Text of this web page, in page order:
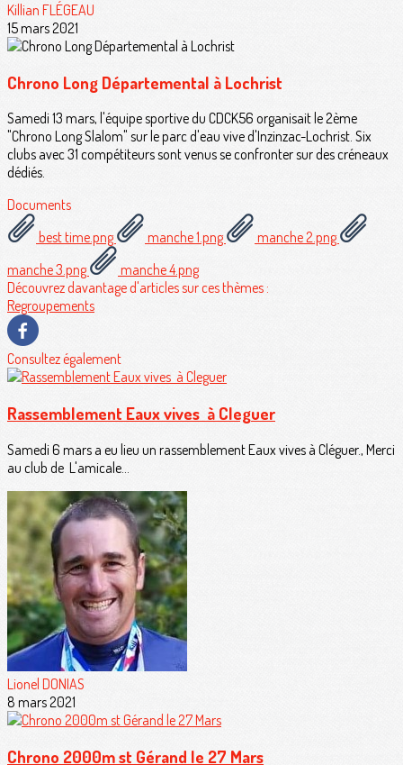
Killian FLÉGEAU
15 mars 2021
Chrono Long Départemental à Lochrist
Samedi 13 mars, l'équipe sportive du CDCK56 organisait le 2ème
"Chrono Long Slalom" sur le parc d'eau vive d'Inzinzac-Lochrist. Six
clubs avec 31 compétiteurs sont venus se confronter sur des créneaux
dédiés.
Documents
best time.png
manche 1.png
manche 2.png
manche 3.png
manche 4.png
Découvrez davantage d'articles sur ces thèmes :
Regroupements
Consultez également
Rassemblement Eaux vives à Cleguer
Samedi 6 mars a eu lieu un rassemblement Eaux vives à Cléguer., Merci
au club de L'amicale...
Lionel DONIAS
8 mars 2021
Chrono 2000m st Gérand le 27 Mars